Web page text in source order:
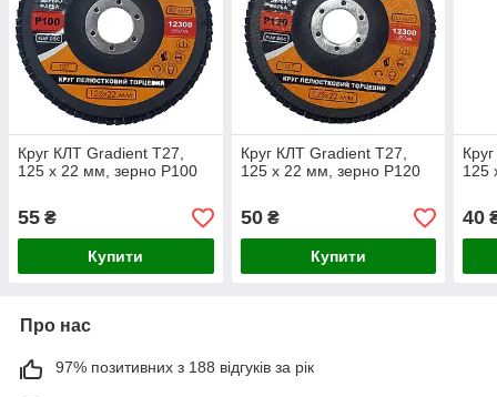
Круг КЛТ Gradient Т27,
125 x 22 мм, зерно Р100
55 ₴
Купити
Круг КЛТ Gradient Т27,
125 x 22 мм, зерно Р120
50₴
Купити
125
40
Про нас
97% позитивних з 188 відгуків за рік